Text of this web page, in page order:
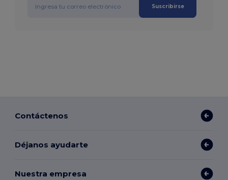
Suscribirse
Contáctenos
Déjanos ayudarte
Nuestra empresa